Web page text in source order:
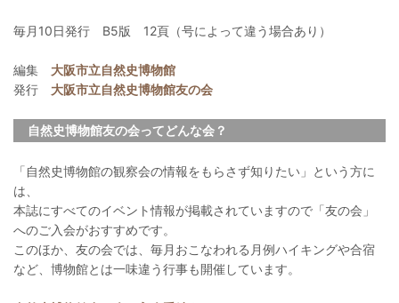
毎月10日発行 B5版 12頁（号によって違う場合あり）
編集 大阪市立自然史博物館
発行 大阪市立自然史博物館友の会
自然史博物館友の会ってどんな会？
「自然史博物館の観察会の情報をもらさず知りたい」という方に
は、
本誌にすべてのイベント情報が掲載されていますので「友の会」
へのご入会がおすすめです。
このほか、友の会では、毎月おこなわれる月例ハイキングや合宿
など、博物館とは一味違う行事も開催しています。